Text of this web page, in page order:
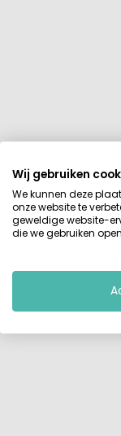
Wij gebruiken
We kunnen deze
onze website te
geweldige website-
die we gebruiken